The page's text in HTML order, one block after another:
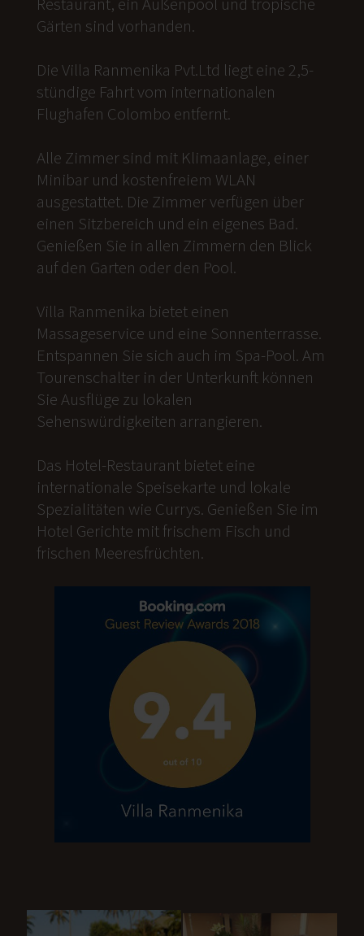
Gärten sind vorhanden.
Die Villa Ranmenika Pvt.Ltd liegt eine 2,5-
stündige Fahrt vom internationalen
Flughafen Colombo entfernt.
Alle Zimmer sind mit Klimaanlage, einer
Minibar und kostenfreiem WLAN
ausgestattet. Die Zimmer verfügen über
einen Sitzbereich und ein eigenes Bad.
Genießen Sie in allen Zimmern den Blick
auf den Garten oder den Pool.
Villa Ranmenika bietet einen
Massageservice und eine Sonnenterrasse.
Entspannen Sie sich auch im Spa-Pool. Am
Tourenschalter in der Unterkunft können
Sie Ausflüge zu lokalen
Sehenswürdigkeiten arrangieren.
Das Hotel-Restaurant bietet eine
internationale Speisekarte und lokale
Spezialitäten wie Currys. Genießen Sie im
Hotel Gerichte mit frischem Fisch und
frischen Meeresfrüchten.